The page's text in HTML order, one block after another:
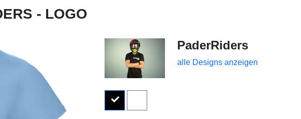
- LOGO
PaderRiders
alle Designs anzeigen